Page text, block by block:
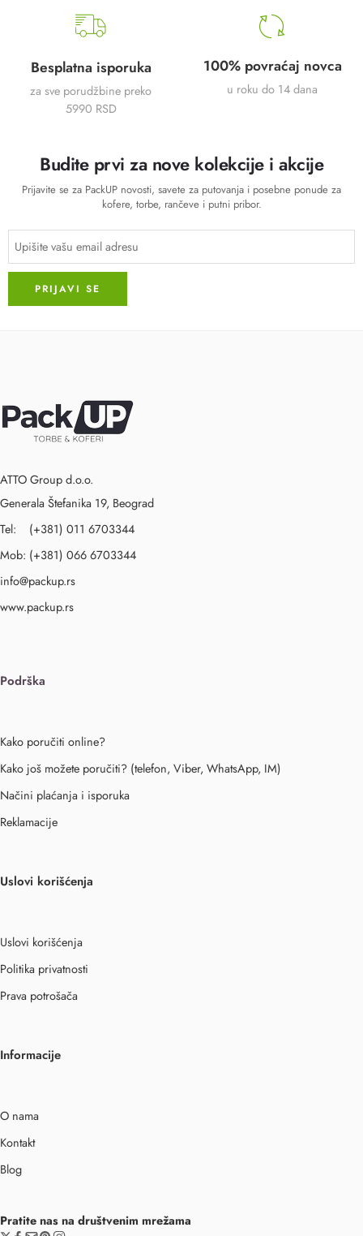
Besplatna isporuka
za sve porudžbine preko
5990 RSD
100% povraćaj novca
u roku do 14 dana
Budite prvi za nove kolekcije i akcije
Prijavite se za PackUP novosti, savete za putovanja i posebne ponude za
kofere, torbe, rančeve i putni pribor.
ATTO Group d.o.o.
Generala Štefanika 19, Beograd
Tel: (+381) 011 6703344
Mob: (+381) 066 6703344
info@packup.rs
www.packup.rs
Podrška
Kako poručiti online?
Kako još možete poručiti? (telefon, Viber, WhatsApp, IM)
Načini plaćanja i isporuka
Reklamacije
Uslovi korišćenja
Uslovi korišćenja
Politika privatnosti
Prava potrošača
Informacije
O nama
Kontakt
Blog
Pratite nas na društvenim mrežama